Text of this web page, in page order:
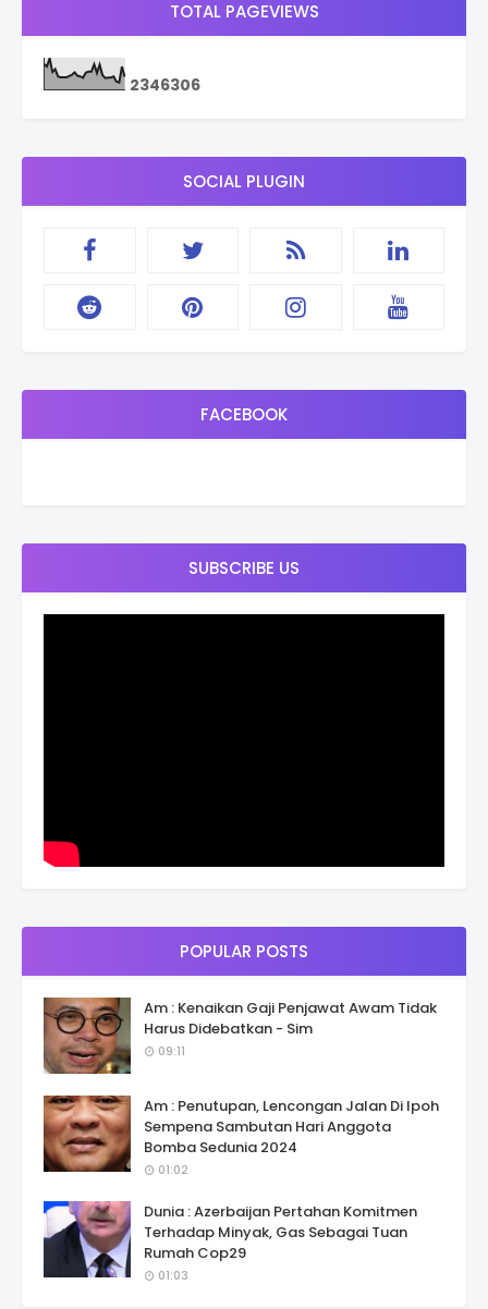
TOTAL PAGEVIEWS
2346306
SOCIAL PLUGIN
FACEBOOK
SUBSCRIBE US
POPULAR POSTS
Am : Kenaikan Gaji Penjawat Awam Tidak
Harus Didebatkan - Sim
09:11
Am : Penutupan, Lencongan Jalan Di Ipoh
Sempena Sambutan Hari Anggota
Bomba Sedunia 2024
01:02
Dunia : Azerbaijan Pertahan Komitmen
Terhadap Minyak, Gas Sebagai Tuan
Rumah Cop29
01:03